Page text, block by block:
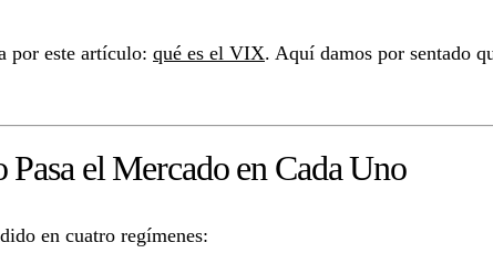
por este artículo: qué es el VIX. Aquí damos por sentado
el Mercado en Cada Uno
en cuatro regímenes: